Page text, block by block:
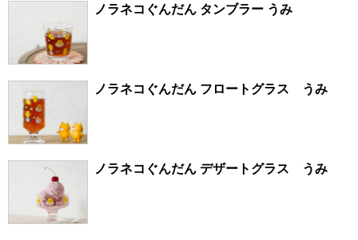
ノラネコぐんだん タンブラー うみ
ノラネコぐんだん フロートグラス うみ
ノラネコぐんだん デザートグラス うみ